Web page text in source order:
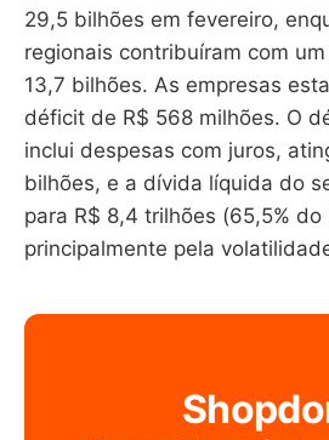
29,5 bilhões em fevereiro,
regionais contribuíram com
13,7 bilhões. As empresas
déficit de R$ 568 milhões. O
inclui despesas com juros,
bilhões, e a dívida líquida do
para R$ 8,4 trilhões (65,5% do
principalmente pela